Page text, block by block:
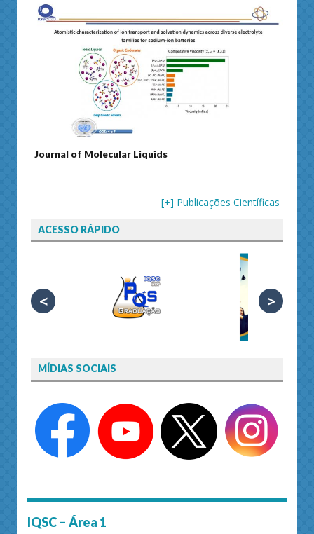
Journal of Molecular Liquids
[+] Publicações Científicas
ACESSO RÁPIDO
< >
MÍDIAS SOCIAIS
IQSC – Área 1